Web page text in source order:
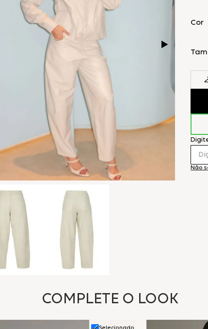
Cor
Não
COMPLETE O LOOK